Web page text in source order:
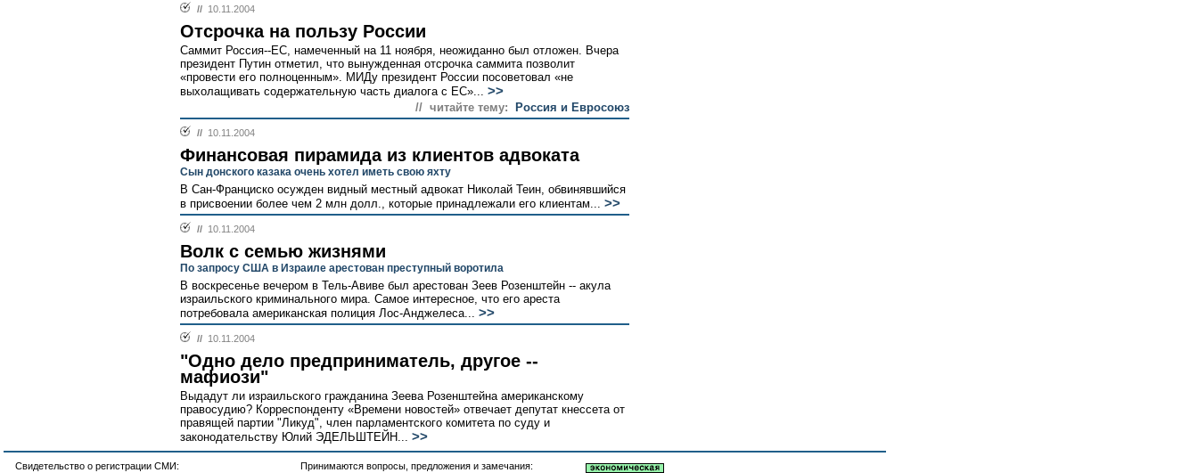
// 10.11.2004
Отсрочка на пользу России
Саммит Россия--ЕС, намеченный на 11 ноября, неожиданно был отложен. Вчера
президент Путин отметил, что вынужденная отсрочка саммита позволит
«провести его полноценным». МИДу президент России посоветовал «не
выхолащивать содержательную часть диалога с ЕС»... >>
// читайте тему: Россия и Евросоюз
// 10.11.2004
Финансовая пирамида из клиентов адвоката
Сын донского казака очень хотел иметь свою яхту
В Сан-Франциско осужден видный местный адвокат Николай Теин, обвинявшийся
в присвоении более чем 2 млн долл., которые принадлежали его клиентам... >>
// 10.11.2004
Волк с семью жизнями
По запросу США в Израиле арестован преступный воротила
В воскресенье вечером в Тель-Авиве был арестован Зеев Розенштейн -- акула
израильского криминального мира. Самое интересное, что его ареста
потребовала американская полиция Лос-Анджелеса... >>
// 10.11.2004
"Одно дело предприниматель, другое --
мафиози"
Выдадут ли израильского гражданина Зеева Розенштейна американскому
правосудию? Корреспонденту «Времени новостей» отвечает депутат кнессета от
правящей партии "Ликуд", член парламентского комитета по суду и
законодательству Юлий ЭДЕЛЬШТЕЙН... >>
Свидетельство о регистрации СМИ:
Принимаются вопросы, предложения и замечания: